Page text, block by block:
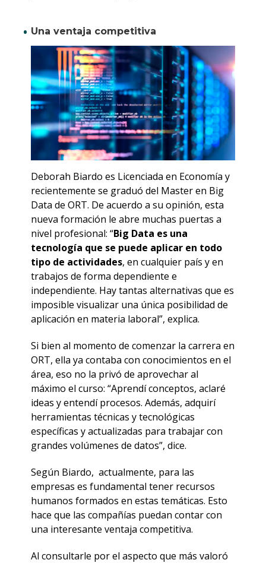
Una ventaja competitiva
Deborah Biardo es Licenciada en Economía y
recientemente se graduó del Master en Big
Data de ORT. De acuerdo a su opinión, esta
nueva formación le abre muchas puertas a
nivel profesional: “Big Data es una
tecnología que se puede aplicar en todo
tipo de actividades, en cualquier país y en
trabajos de forma dependiente e
independiente. Hay tantas alternativas que es
imposible visualizar una única posibilidad de
aplicación en materia laboral”, explica.
Si bien al momento de comenzar la carrera en
ORT, ella ya contaba con conocimientos en el
área, eso no la privó de aprovechar al
máximo el curso: “Aprendí conceptos, aclaré
ideas y entendí procesos. Además, adquirí
herramientas técnicas y tecnológicas
específicas y actualizadas para trabajar con
grandes volúmenes de datos”, dice.
Según Biardo, actualmente, para las
empresas es fundamental tener recursos
humanos formados en estas temáticas. Esto
hace que las compañías puedan contar con
una interesante ventaja competitiva.
Al consultarle por el aspecto que más valoró